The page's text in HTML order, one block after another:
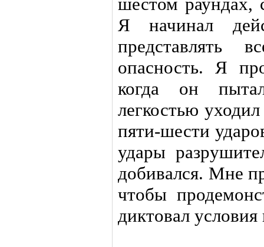
Я начинал
представлять
опасность. Я
когда он
легкостью
пяти-шести
удары
добивался. Мне
чтобы
диктовал